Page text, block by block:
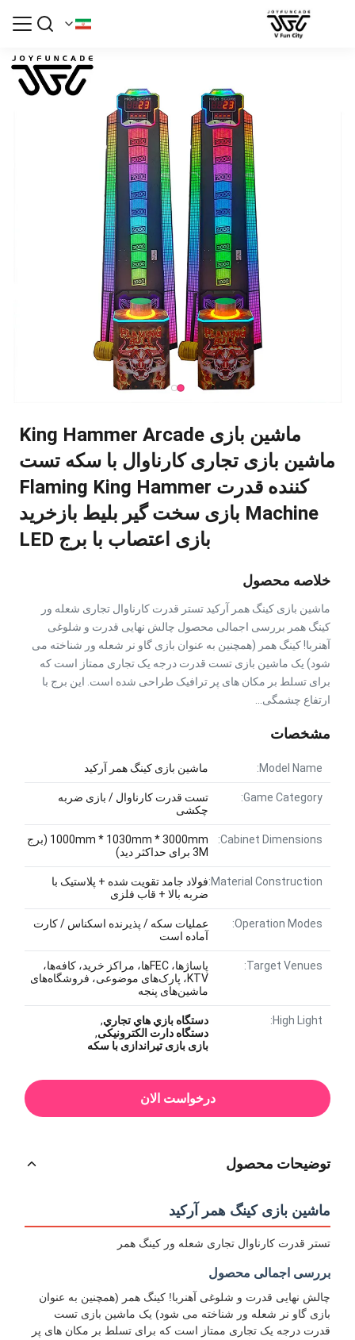
ماشین بازی King Hammer Arcade
ماشین بازی تجاری کارناوال با سکه تست
کننده قدرت Flaming King Hammer
Machine بازی سخت گیر بلیط بازخرید
بازی اعتصاب با برج LED
خلاصه محصول
ماشین بازی کینگ همر آرکید تستر قدرت کارناوال تجاری شعله ور
کینگ همر بررسی اجمالی محصول چالش نهایی قدرت و شلوغی
آهنربا! کینگ همر (همچنین به عنوان بازی گاو نر شعله ور شناخته می
شود) یک ماشین بازی تست قدرت درجه یک تجاری ممتاز است که
برای تسلط بر مکان های پر ترافیک طراحی شده است. این برج با
ارتفاع چشمگی...
مشخصات
Model Name: ماشین بازی کینگ همر آرکید
Game Category:
تست قدرت کارناوال / بازی ضربه
چکشی
Cabinet Dimensions:
1000mm * 1030mm * 3000mm (برج
3M برای حداکثر دید)
Material Construction: فولاد جامد تقویت شده + پلاستیک با
ضربه بالا + قاب فلزی
Operation Modes:
عملیات سکه / پذیرنده اسکناس / کارت
آماده است
Target Venues:
پاساژها، FECها، مراکز خرید، کافه‌ها،
KTV، پارک‌های موضوعی، فروشگاه‌های
ماشین‌های پنجه
High Light: دستگاه بازي هاي تجاري,
دستگاه دارت الکترونیکی,
بازی بازی تیراندازی با سکه
درخواست الان
توضیحات محصول
ماشین بازی کینگ همر آرکید
تستر قدرت کارناوال تجاری شعله ور کینگ همر
بررسی اجمالی محصول
چالش نهایی قدرت و شلوغی آهنربا! کینگ همر (همچنین به عنوان
بازی گاو نر شعله ور شناخته می شود) یک ماشین بازی تست
قدرت درجه یک تجاری ممتاز است که برای تسلط بر مکان های پر